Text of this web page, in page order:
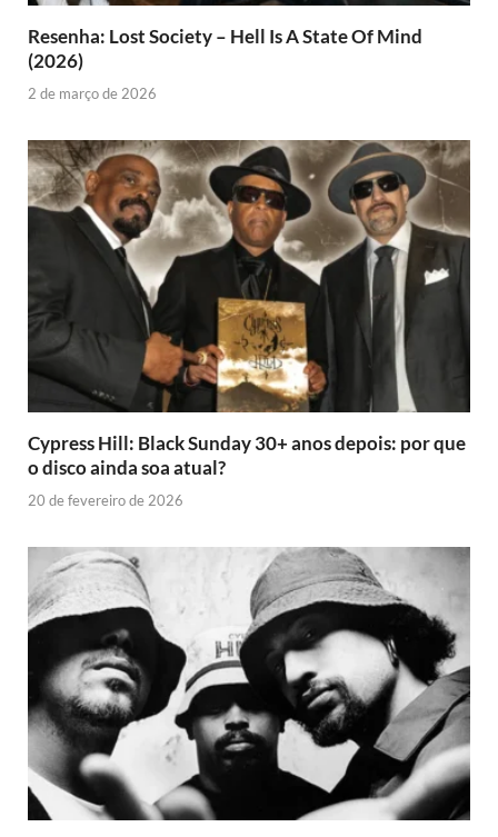
Resenha: Lost Society – Hell Is A State Of Mind
(2026)
2 de março de 2026
Cypress Hill: Black Sunday 30+ anos depois: por que
o disco ainda soa atual?
20 de fevereiro de 2026